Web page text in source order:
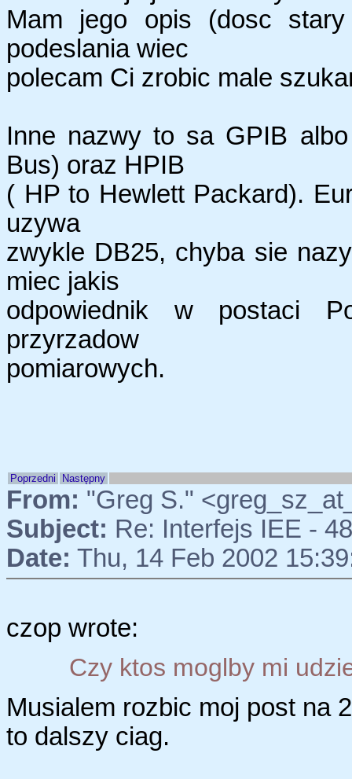
Mam jego opis (dosc
podeslania wiec
polecam Ci zrobic male
Inne nazwy to sa GPIB
Bus) oraz HPIB
( HP to Hewlett Packard).
uzywa
zwykle DB25, chyba sie
miec jakis
odpowiednik w postaci
przyrzadow
pomiarowych.
Poprzedni Następny
From: "Greg S."
Subject: Re: Interfejs IEE -
Date: Thu, 14 Feb 2002
czop wrote:
Czy ktos moglby mi
Musialem rozbic moj post na
to dalszy ciag.